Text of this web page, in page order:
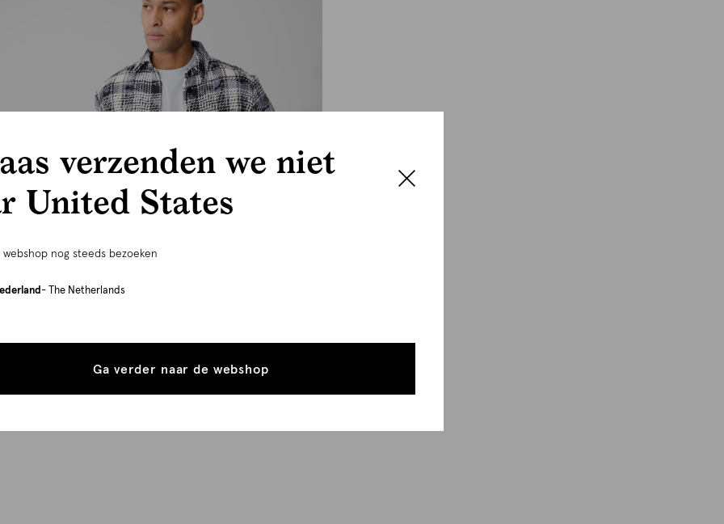
verzenden we niet
United States
nog steeds bezoeken
- The Netherlands
Ga verder naar de webshop